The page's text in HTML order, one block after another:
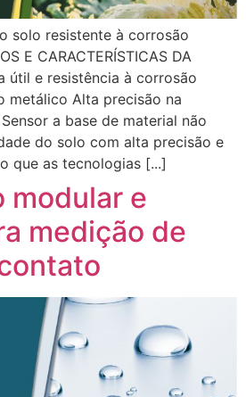
solo resistente à corrosão
E CARACTERÍSTICAS DA
útil e resistência à corrosão
metálico Alta precisão na
a base de material não
do solo com alta precisão e
que as tecnologias [...]
modular e
medição de